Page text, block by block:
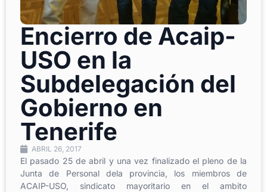
Encierro de Acaip-
USO en la
Subdelegación del
Gobierno en
Tenerife
ABRIL 26, 2017
El pasado 25 de abril y una vez finalizado el pleno de la
Junta de Personal dela provincia, los miembros de
ACAIP-USO, sindicato mayoritario en el ambito